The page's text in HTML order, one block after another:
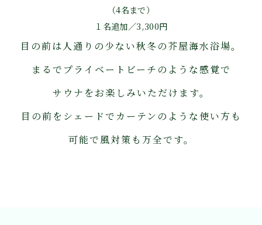
（4名まで）
１名追加／3,300円
目の前は人通りの少ない秋冬の芥屋海水浴場。
まるでプライベートビーチのような感覚で
サウナをお楽しみいただけます。
目の前をシェードでカーテンのような使い方も
可能で風対策も万全です。